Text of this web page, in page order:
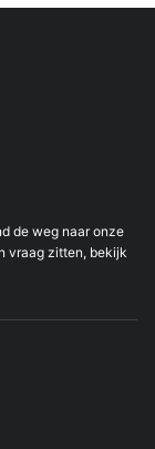
de weg naar onze
vraag zitten, bekijk